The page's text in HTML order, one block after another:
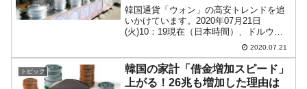
韓国通貨「ウォン」の高安トレンドを追
いかけています。2020年07月21日
(火)10：19現在（日本時間）、ドルウォ
ンチャートは以下のようになっています
（チャートは『Investing.com』より引
用：以下同）。初動段階で長い陰線にな
って...
2020.07.21
トピック
韓国の家計「借金増加スピード」
上がる！26兆も増加した理由は